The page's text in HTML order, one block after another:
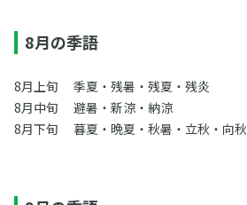
8月の季語
8月上旬 季夏・残暑・残夏・残炎
8月中旬 避暑・新涼・納涼
8月下旬 暮夏・晩夏・秋暑・立秋・向秋